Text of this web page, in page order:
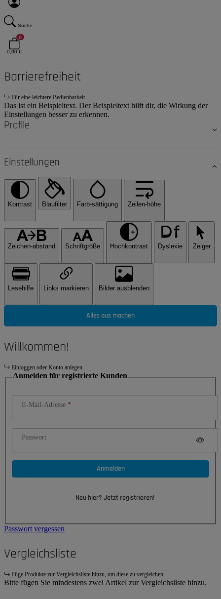
Suche
0
0,00 €
Barrierefreiheit
Für eine leichtere Bedienbarkeit
Das ist ein Beispieltext. Der Beispieltext hilft dir, die Wirkung der
Einstellungen besser zu erkennen.
Profile
Einstellungen
Kontrast Blaufilter Farb-sättigung Zeilen-höhe
Zeichen-abstand Schriftgröße Hochkontrast Dyslexie Zeiger
Lesehilfe Links markieren Bilder ausblenden
Alles aus machen
Willkommen!
Einloggen oder Konto anlegen.
Anmelden für registrierte Kunden
E-Mail-Adresse
Passwort
Anmelden
Neu hier? Jetzt registrieren!
Passwort vergessen
Vergleichsliste
Füge Produkte zur Vergleichsliste hinzu, um diese zu vergleichen.
Bitte fügen Sie mindestens zwei Artikel zur Vergleichsliste hinzu.